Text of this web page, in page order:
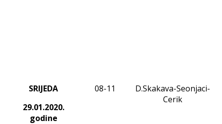
SRIJEDA
29.01.2020.
godine
08-1 1
D.Skakava-Seonjaci-
Cerik